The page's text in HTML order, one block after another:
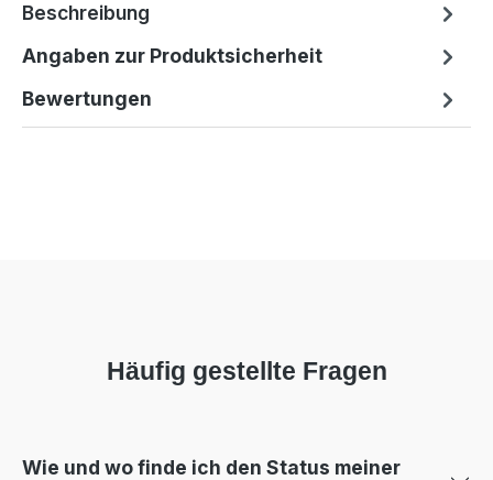
Beschreibung
Angaben zur Produktsicherheit
Bewertungen
Häufig gestellte Fragen
Wie und wo finde ich den Status meiner